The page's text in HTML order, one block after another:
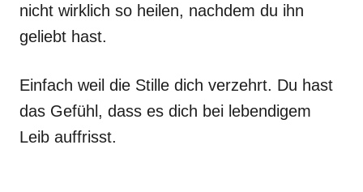
nicht wirklich so heilen, nachdem du ihn
geliebt hast.
Einfach weil die Stille dich verzehrt. Du hast
das Gefühl, dass es dich bei lebendigem
Leib auffrisst.